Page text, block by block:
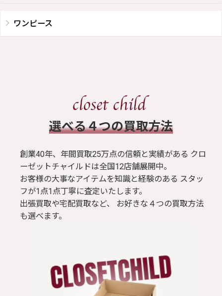
ワンピース
​選べる４つの買取方法
創業40年、年間買取25万点の信頼と実績がある クロ
ーゼットチャイルドは全国12店舗展開中。
お客様の大事なアイテムを知識と経験のある スタッ
フが1点1点丁寧に査定いたします。
出張買取や宅配買取など、 お好きな４つの買取方法
も選べます。